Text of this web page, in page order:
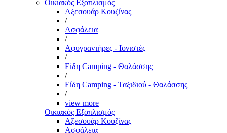
Οικιακός Εξοπλισμός
Αξεσουάρ Κουζίνας
/
Ασφάλεια
/
Αφυγραντήρες - Ιονιστές
/
Είδη Camping - Θαλάσσης
/
Είδη Camping - Ταξιδιού - Θαλάσσης
/
view more
Οικιακός Εξοπλισμός
Αξεσουάρ Κουζίνας
Ασφάλεια